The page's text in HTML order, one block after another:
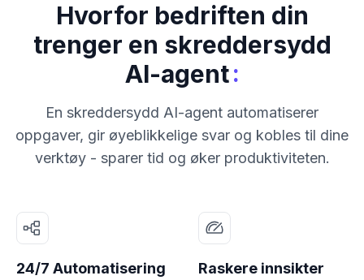
Hvorfor bedriften din
trenger en skreddersydd
AI-agent:
En skreddersydd AI-agent automatiserer
oppgaver, gir øyeblikkelige svar og kobles til dine
verktøy - sparer tid og øker produktiviteten.
24/7 Automatisering Raskere innsikter